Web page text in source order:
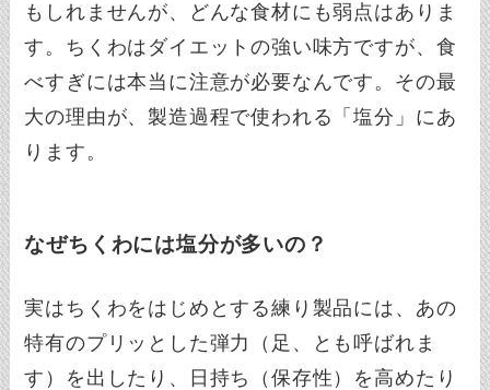
もしれませんが、どんな食材にも弱点はありま
す。ちくわはダイエットの強い味方ですが、食
べすぎには本当に注意が必要なんです。その最
大の理由が、製造過程で使われる「塩分」にあ
ります。
なぜちくわには塩分が多いの？
実はちくわをはじめとする練り製品には、あの
特有のプリッとした弾力（足、とも呼ばれま
す）を出したり、日持ち（保存性）を高めたり